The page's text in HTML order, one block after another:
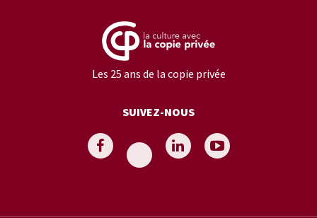
Les 25 ans de la copie privée
SUIVEZ-NOUS